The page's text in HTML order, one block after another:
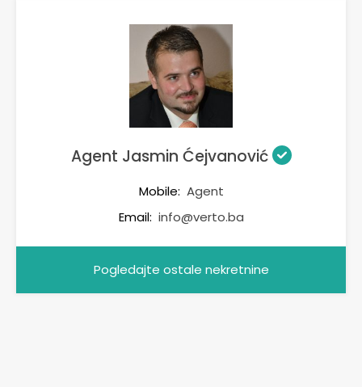
Agent Jasmin Ćejvanović
Mobile: Agent
Email: info@verto.ba
Pogledajte ostale nekretnine